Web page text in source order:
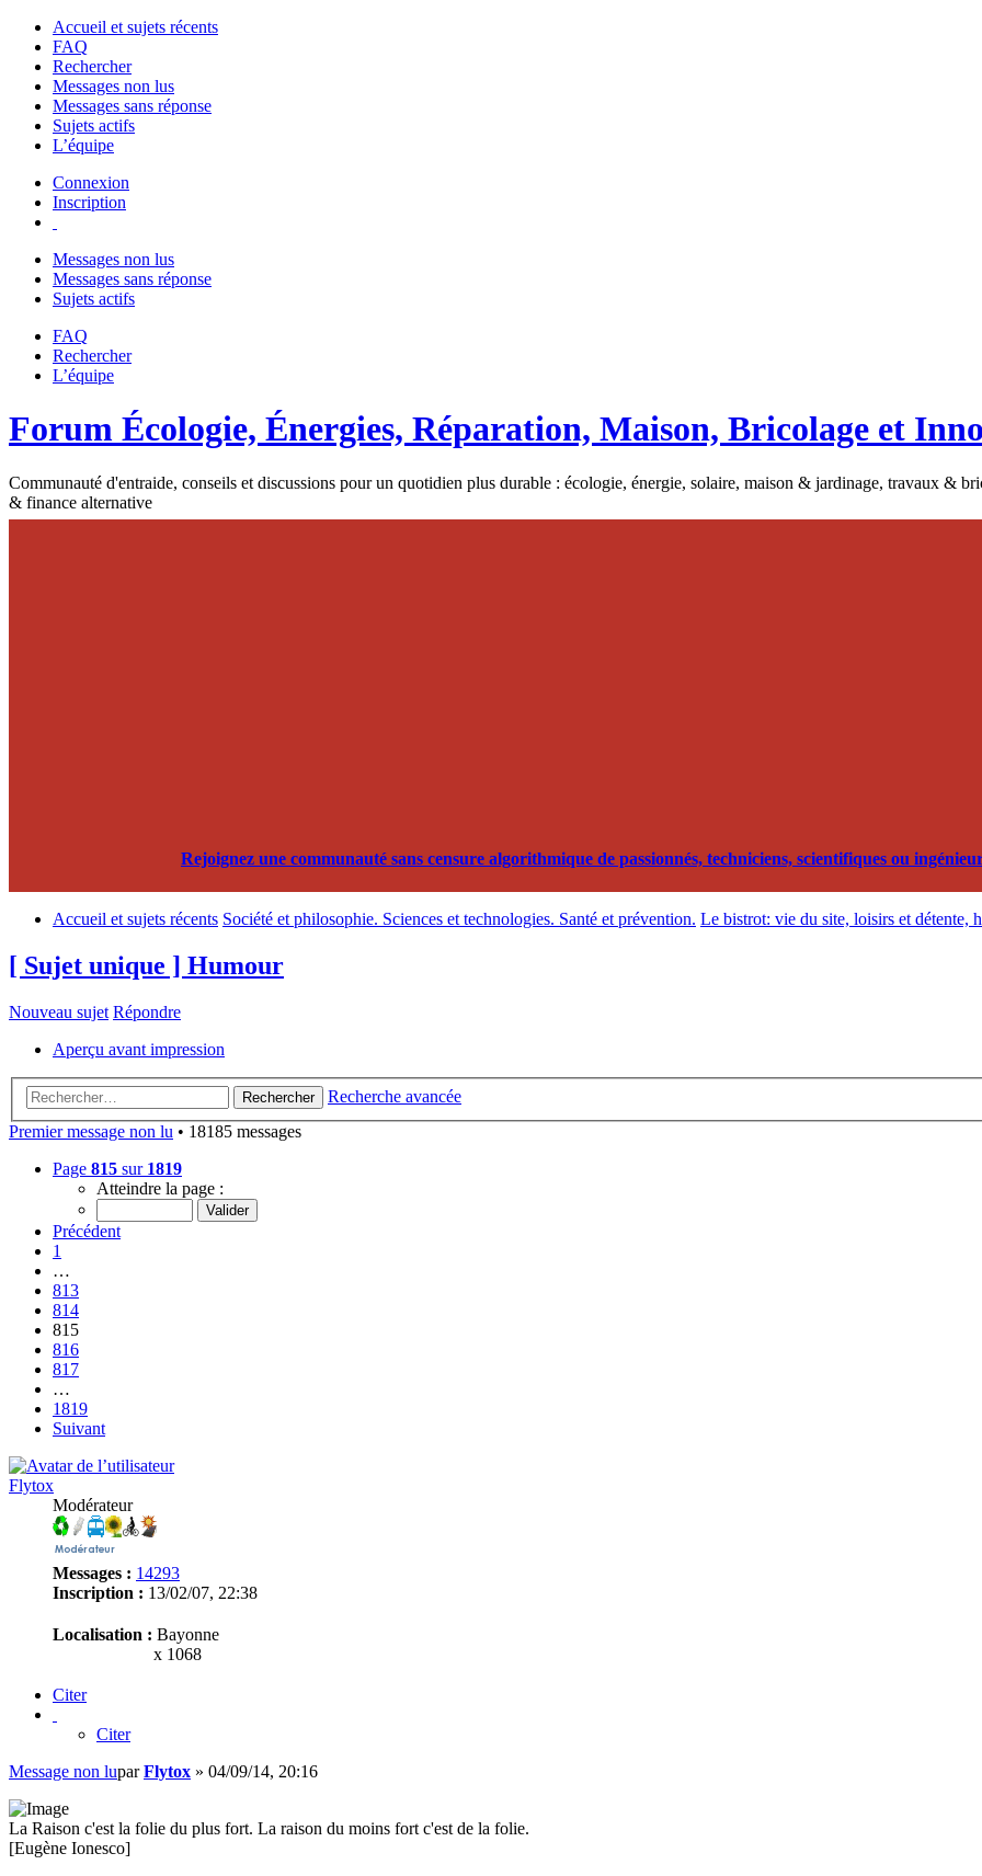
Accueil et sujets récents
FAQ
Rechercher
Messages non lus
Messages sans réponse
Sujets actifs
L’équipe
Connexion
Inscription
Messages non lus
Messages sans réponse
Sujets actifs
FAQ
Rechercher
L’équipe
Forum Écologie, Énergies, Réparation, Maison, Bricolage et
Communauté d'entraide, conseils et discussions pour un quotidien plus durable : écologie, énergie, solaire, maison & jardinage, travaux &
& finance alternative
Rejoignez une communauté sans censure algorithmique de passionnés, techniciens, scientifiques ou
Accueil et sujets récents Société et philosophie. Sciences et technologies. Santé et prévention. Le bistrot: vie du site, loisirs et détente,
[ Sujet unique ] Humour
Nouveau sujet Répondre
Aperçu avant impression
Rechercher
Recherche avancée
Premier message non lu • 18185 messages
Page 815 sur 1819
Atteindre la page :
Précédent
1
…
813
814
815
816
817
…
1819
Suivant
Flytox
Modérateur
Messages : 14293
Inscription : 13/02/07, 22:38
Localisation : Bayonne
x 1068
Citer
Citer
Message non luparFlytox » 04/09/14, 20:16
La Raison c'est la folie du plus fort. La raison du moins fort c'est de la folie.
[Eugène Ionesco]